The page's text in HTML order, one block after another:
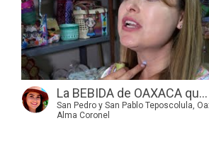
La BEBIDA de OAXACA qu...
San Pedro y San Pablo Teposcolula,
Alma Coronel